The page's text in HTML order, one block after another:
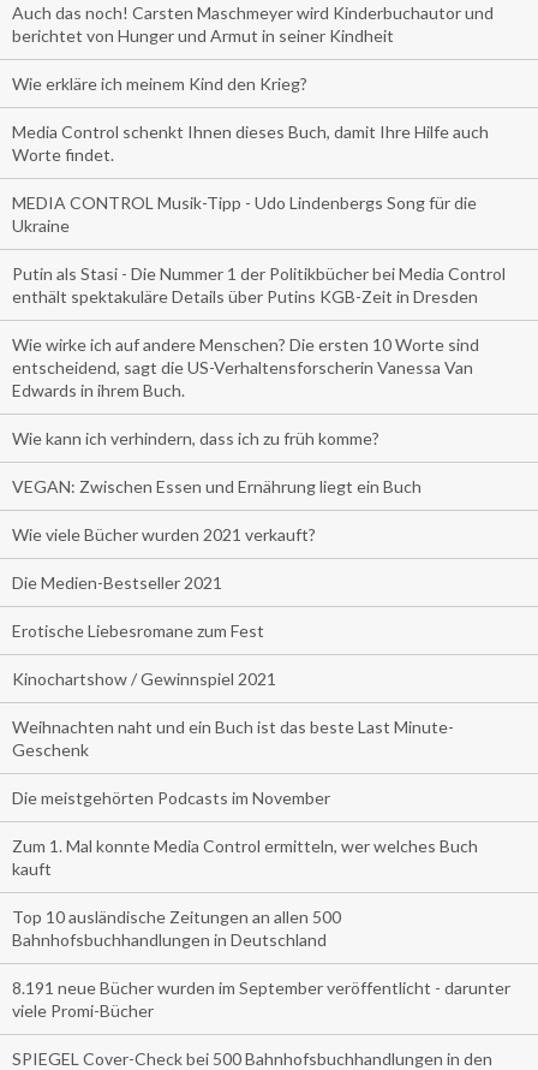
Auch das noch! Carsten Maschmeyer wird Kinderbuchautor und
berichtet von Hunger und Armut in seiner Kindheit
Wie erkläre ich meinem Kind den Krieg?
Media Control schenkt Ihnen dieses Buch, damit Ihre Hilfe auch
Worte findet.
MEDIA CONTROL Musik-Tipp - Udo Lindenbergs Song für die
Ukraine
Putin als Stasi - Die Nummer 1 der Politikbücher bei Media Control
enthält spektakuläre Details über Putins KGB-Zeit in Dresden
Wie wirke ich auf andere Menschen? Die ersten 10 Worte sind
entscheidend, sagt die US-Verhaltensforscherin Vanessa Van
Edwards in ihrem Buch.
Wie kann ich verhindern, dass ich zu früh komme?
VEGAN: Zwischen Essen und Ernährung liegt ein Buch
Wie viele Bücher wurden 2021 verkauft?
Die Medien-Bestseller 2021
Erotische Liebesromane zum Fest
Kinochartshow / Gewinnspiel 2021
Weihnachten naht und ein Buch ist das beste Last Minute-
Geschenk
Die meistgehörten Podcasts im November
Zum 1. Mal konnte Media Control ermitteln, wer welches Buch
kauft
Top 10 ausländische Zeitungen an allen 500
Bahnhofsbuchhandlungen in Deutschland
8.191 neue Bücher wurden im September veröffentlicht - darunter
viele Promi-Bücher
SPIEGEL Cover-Check bei 500 Bahnhofsbuchhandlungen in den